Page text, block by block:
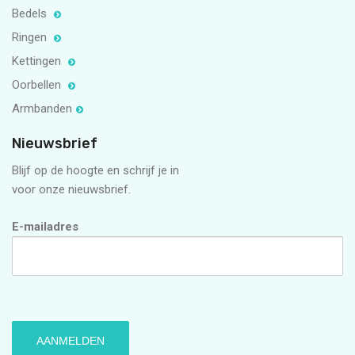
Bedels
Ringen
Kettingen
Oorbellen
Armbanden
Nieuwsbrief
Blijf op de hoogte en schrijf je in
voor onze nieuwsbrief.
E-mailadres